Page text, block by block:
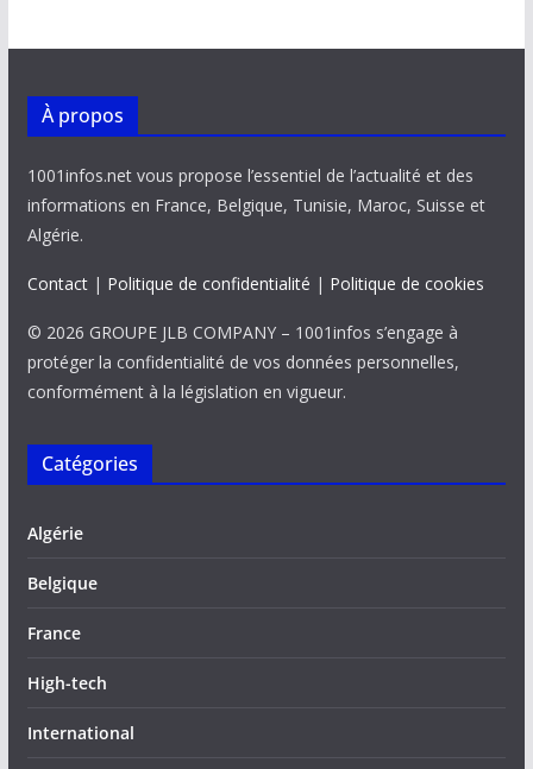
À propos
1001infos.net vous propose l’essentiel de l’actualité et des
informations en France, Belgique, Tunisie, Maroc, Suisse et
Algérie.
Contact| Politique de confidentialité | Politique de cookies
© 2026 GROUPE JLB COMPANY – 1001infos s’engage à
protéger la confidentialité de vos données personnelles,
conformément à la législation en vigueur.
Catégories
Algérie
Belgique
France
High-tech
International